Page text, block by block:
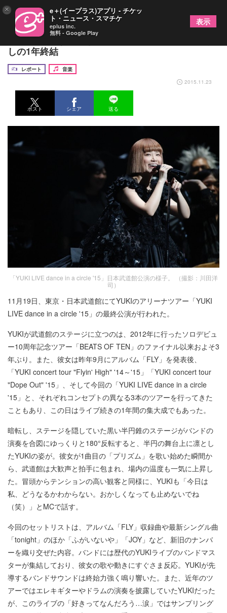
YUKI「みんな大好きだー！」武道館でライブ尽く
しの1年終結
レポート
音楽
2015.11.23
ポスト シェア 送る
「YUKI LIVE dance in a circle '15」日本武道館公演の様子。 （撮影：川田洋
司）
11月19日、東京・日本武道館にてYUKIのアリーナツアー「YUKI
LIVE dance in a circle '15」の最終公演が行われた。
YUKIが武道館のステージに立つのは、2012年に行ったソロデビュ
ー10周年記念ツアー「BEATS OF TEN」のファイナル以来およそ3
年ぶり。また、彼女は昨年9月にアルバム「FLY」を発表後、
「YUKI concert tour "Flyin' High" '14～'15」「YUKI concert tour
"Dope Out" '15」、そして今回の「YUKI LIVE dance in a circle
'15」と、それぞれコンセプトの異なる3本のツアーを行ってきた
こともあり、この日はライブ続きの1年間の集大成でもあった。
暗転し、ステージを隠していた黒い半円錐のステージがバンドの
演奏を合図にゆっくりと180°反転すると、半円の舞台上に凛とし
たYUKIの姿が。彼女が1曲目の「プリズム」を歌い始めた瞬間か
ら、武道館は大歓声と拍手に包まれ、場内の温度も一気に上昇し
た。冒頭からテンションの高い観客と同様に、YUKIも「今日は
私、どうなるかわからない。おかしくなっても止めないでね
（笑）」とMCで話す。
今回のセットリストは、アルバム「FLY」収録曲や最新シングル曲
「tonight」のほか「ふがいないや」「JOY」など、新旧のナンバ
ーを織り交ぜた内容。バンドには歴代のYUKIライブのバンドマス
ターが集結しており、彼女の歌や動きにすぐさま反応。YUKIが先
導するバンドサウンドは終始力強く鳴り響いた。また、近年のツ
アーではエレキギターやドラムの演奏を披露していたYUKIだった
が、このライブの「好きってなんだろう…涙」ではサンプリング
× e＋(イープラス)アプリ - チケッ
ト・ニュース・スマチケ
eplus inc.
無料 - Google Play
表示